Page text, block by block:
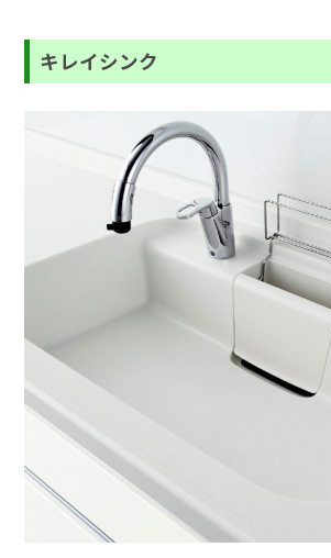
キレイシンク